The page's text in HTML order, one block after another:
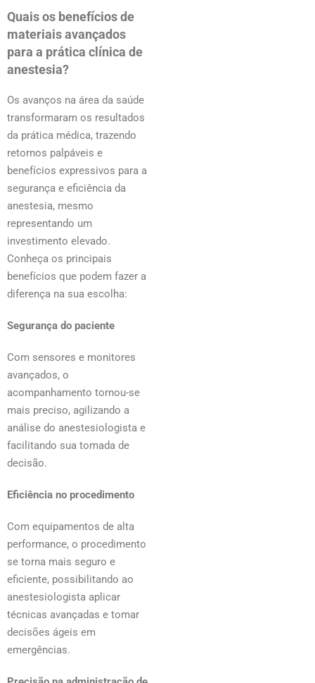
Quais os benefícios de
materiais avançados
para a prática clínica de
anestesia?
Os avanços na área da saúde
transformaram os resultados
da prática médica, trazendo
retornos palpáveis e
benefícios expressivos para a
segurança e eficiência da
anestesia, mesmo
representando um
investimento elevado.
Conheça os principais
benefícios que podem fazer a
diferença na sua escolha:
Segurança do paciente
Com sensores e monitores
avançados, o
acompanhamento tornou-se
mais preciso, agilizando a
análise do anestesiologista e
facilitando sua tomada de
decisão.
Eficiência no procedimento
Com equipamentos de alta
performance, o procedimento
se torna mais seguro e
eficiente, possibilitando ao
anestesiologista aplicar
técnicas avançadas e tomar
decisões ágeis em
emergências.